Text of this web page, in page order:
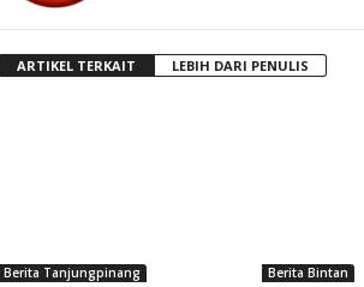
ARTIKEL TERKAIT LEBIH DARI PENULIS
Berita Tanjungpinang Berita Bintan